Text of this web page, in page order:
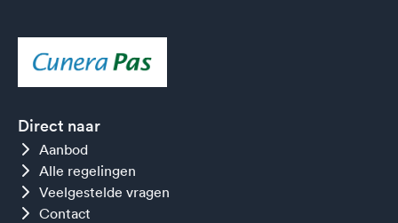
Direct naar
Aanbod
Alle regelingen
Veelgestelde vragen
Contact